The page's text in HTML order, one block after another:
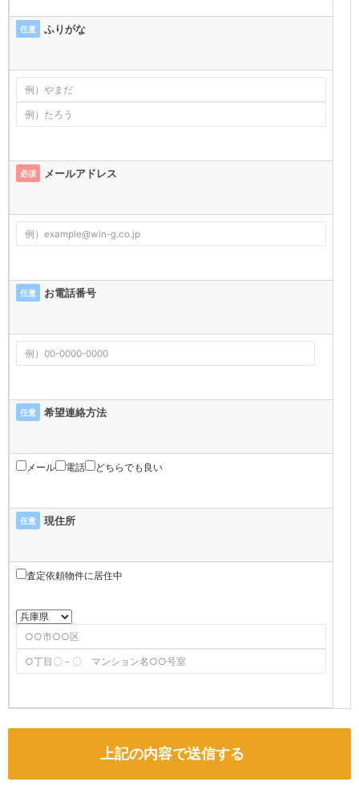
任意 ふりがな
必須 メールアドレス
任意 お電話番号
任意 希望連絡方法
メール 電話 どちらでも良い
任意 現住所
査定依頼物件に居住中